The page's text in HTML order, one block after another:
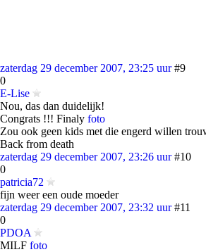
zaterdag 29 december 2007, 23:25 uur #9
0
E-Lise
Nou, das dan duidelijk!
Congrats !!! Finaly foto
Zou ook geen kids met die engerd willen
Back from death
zaterdag 29 december 2007, 23:26 uur #10
0
patricia72
fijn weer een oude moeder
zaterdag 29 december 2007, 23:32 uur #11
0
PDOA
MILF foto